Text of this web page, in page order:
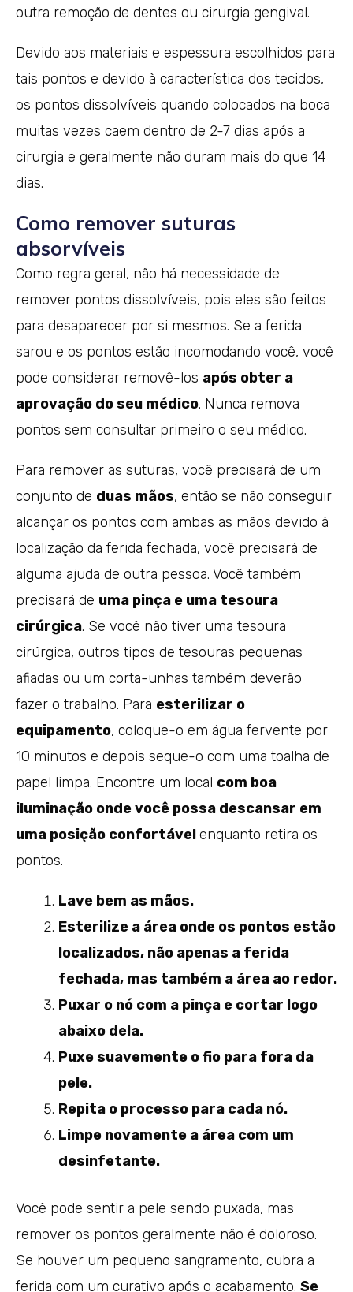
outra remoção de dentes ou cirurgia gengival.
Devido aos materiais e espessura escolhidos para
tais pontos e devido à característica dos tecidos,
os pontos dissolvíveis quando colocados na boca
muitas vezes caem dentro de 2-7 dias após a
cirurgia e geralmente não duram mais do que 14
dias.
Como remover suturas
absorvíveis
Como regra geral, não há necessidade de
remover pontos dissolvíveis, pois eles são feitos
para desaparecer por si mesmos. Se a ferida
sarou e os pontos estão incomodando você, você
pode considerar removê-los após obter a
aprovação do seu médico. Nunca remova
pontos sem consultar primeiro o seu médico.
Para remover as suturas, você precisará de um
conjunto de duas mãos, então se não conseguir
alcançar os pontos com ambas as mãos devido à
localização da ferida fechada, você precisará de
alguma ajuda de outra pessoa. Você também
precisará de uma pinça e uma tesoura
cirúrgica. Se você não tiver uma tesoura
cirúrgica, outros tipos de tesouras pequenas
afiadas ou um corta-unhas também deverão
fazer o trabalho. Para esterilizar o
equipamento, coloque-o em água fervente por
10 minutos e depois seque-o com uma toalha de
papel limpa. Encontre um local com boa
iluminação onde você possa descansar em
uma posição confortávelenquanto retira os
pontos.
Lave bem as mãos.
Esterilize a área onde os pontos estão
localizados, não apenas a ferida
fechada, mas também a área ao redor.
Puxar o nó com a pinça e cortar logo
abaixo dela.
Puxe suavemente o fio para fora da
pele.
Repita o processo para cada nó.
Limpe novamente a área com um
desinfetante.
Você pode sentir a pele sendo puxada, mas
remover os pontos geralmente não é doloroso.
Se houver um pequeno sangramento, cubra a
ferida com um curativo após o acabamento. Se